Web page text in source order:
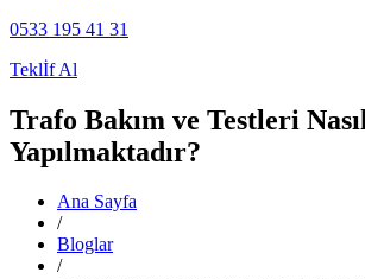
0533 195 41 31
Teklİf Al
Trafo Bakım ve Testleri Nasıl
Yapılmaktadır?
Ana Sayfa
/
Bloglar
/